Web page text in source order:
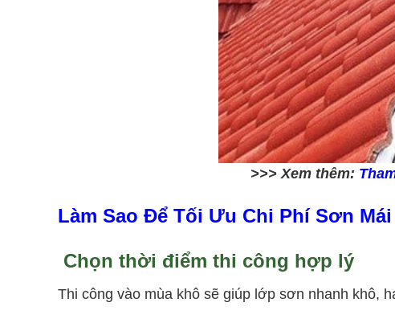
>>> Xem thêm:
Làm Sao Để Tối Ưu Chi Phí Sơn
Chọn thời điểm thi công hợp lý
Thi công vào mùa khô sẽ giúp lớp sơn nhanh khô,